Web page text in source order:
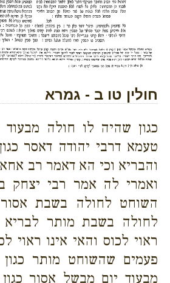
חולין טו ב - גמרא
כגון שהיה לו חולה
טעמא דרבי יהודה דאסר
והבריא וכי הא דאמר רב
ואמרי לה אמר רבי יצחק
השוחט לחולה בשבת
לחולה בשבת מותר
ראוי לכוס והאי אינו ראוי
פעמים שהשוחט מותר
מבעוד יום מבשל אסור